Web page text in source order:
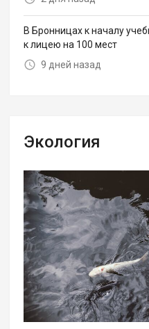
В Бронницах к началу
к лицею на 100 мест
9 дней назад
Экология